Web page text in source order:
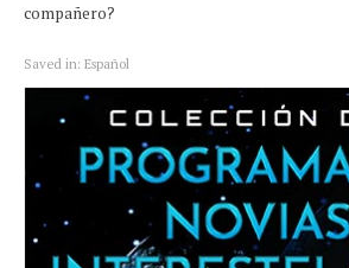
compañero?
Saved in: Español